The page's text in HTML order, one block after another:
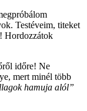
Testéveim, titeket
Hordozzátok
időre! Ne
mert minél több
hamuja alól”